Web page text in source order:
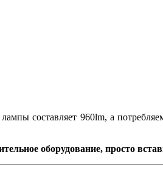
составляет 960lm, а
оборудование, просто